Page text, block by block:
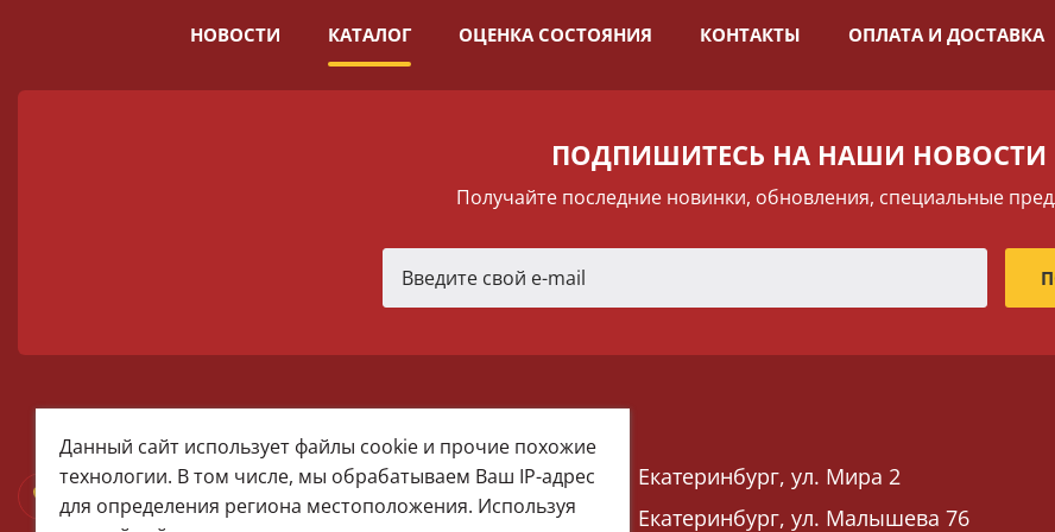
НОВОСТИ КАТАЛОГ ОЦЕНКА СОСТОЯНИЯ КОНТАКТЫ ОПЛАТА И ДОСТАВКА
ПОДПИШИТЕСЬ НА НАШИ НОВОСТИ
Получайте последние новинки, обновления, специальные
+7 (922) 025-50-71 (MAX)
Тел:+7 (343) 374-15-67 (Мира 2)
Екатеринбург, ул. Мира 2
Екатеринбург, ул. Малышева 76
Данный сайт использует файлы cookie и прочие похожие
технологии. В том числе, мы обрабатываем Ваш IP-адрес
для определения региона местоположения. Используя